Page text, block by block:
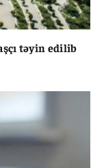
təyin edilib